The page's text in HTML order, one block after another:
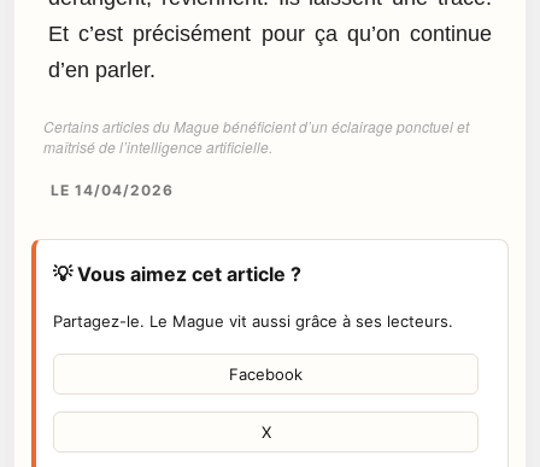
Et c’est précisément pour ça qu’on continue
d’en parler.
Certains articles du Mague bénéficient d’un éclairage ponctuel et
maîtrisé de l’intelligence artificielle.
LE 14/04/2026
💡 Vous aimez cet article ?
Partagez-le. Le Mague vit aussi grâce à ses lecteurs.
Facebook
X